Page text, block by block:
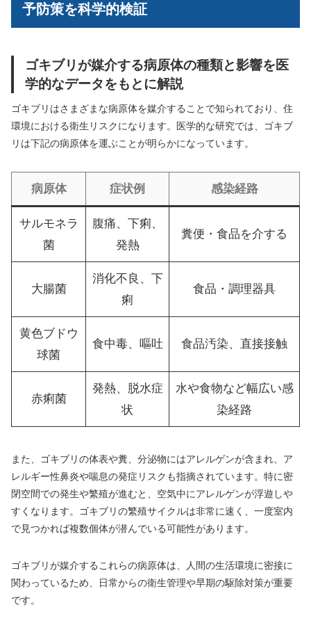
予防策を科学的検証
ゴキブリが媒介する病原体の種類と影響を医
学的なデータをもとに解説
ゴキブリはさまざまな病原体を媒介することで知られており、住
環境における衛生リスクになります。医学的な研究では、ゴキブ
リは下記の病原体を運ぶことが明らかになっています。
病原体 症状例 感染経路
サルモネラ
菌
腹痛、下痢、
発熱
糞便・食品を介する
大腸菌
消化不良、下
痢
食品・調理器具
黄色ブドウ
球菌
食中毒、嘔吐 食品汚染、直接接触
赤痢菌
発熱、脱水症
状
水や食物など幅広い感
染経路
また、ゴキブリの体表や糞、分泌物にはアレルゲンが含まれ、ア
レルギー性鼻炎や喘息の発症リスクも指摘されています。特に密
閉空間での発生や繁殖が進むと、空気中にアレルゲンが浮遊しや
すくなります。ゴキブリの繁殖サイクルは非常に速く、一度室内
で見つかれば複数個体が潜んでいる可能性があります。
ゴキブリが媒介するこれらの病原体は、人間の生活環境に密接に
関わっているため、日常からの衛生管理や早期の駆除対策が重要
です。